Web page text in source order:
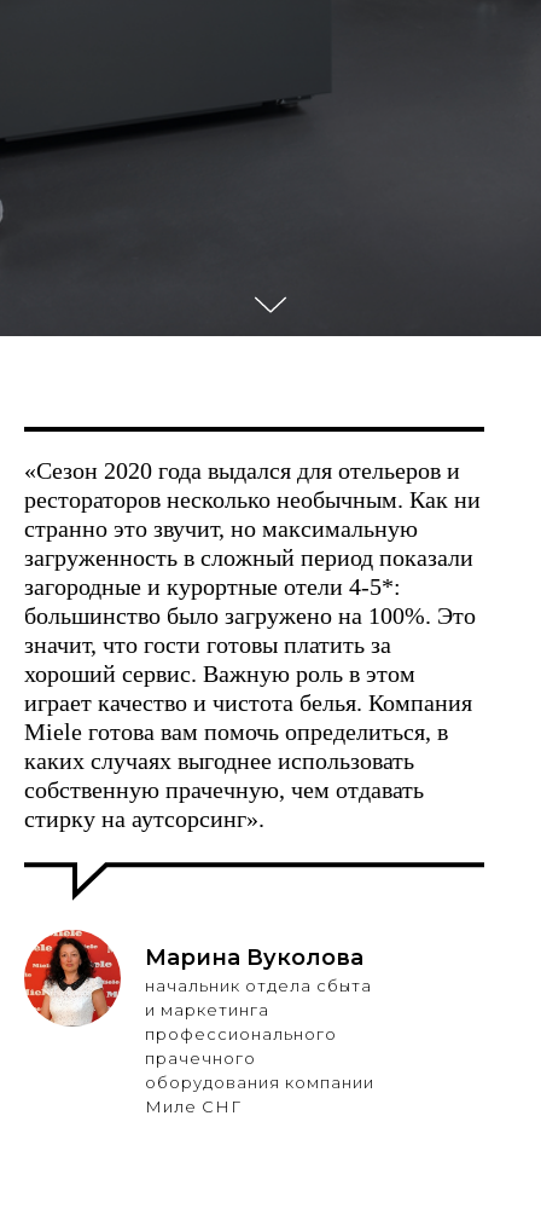
«Сезон 2020 года выдался для отельеров и
рестораторов несколько необычным. Как ни
странно это звучит, но максимальную
загруженность в сложный период показали
загородные и курортные отели 4-5*:
большинство было загружено на 100%. Это
значит, что гости готовы платить за
хороший сервис. Важную роль в этом
играет качество и чистота белья. Компания
Miele готова вам помочь определиться, в
каких случаях выгоднее использовать
собственную прачечную, чем отдавать
стирку на аутсорсинг».
Марина Вуколова
начальник отдела сбыта
и маркетинга
профессионального
прачечного
оборудования компании
Миле СНГ